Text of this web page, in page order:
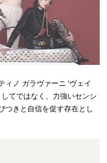
ィノ ガラヴァーニ ‘ヴェイ
てではなく、力強いセンシ
つきと自信を促す存在とし